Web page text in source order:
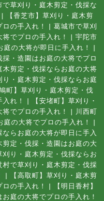
で草刈り・庭木剪定・伐採な
|
【香芝市】草刈り・庭木剪
の手入れ！
| 葛城市で草刈
でプロの手入れ！
| 宇陀市
の大将が即日に手入れ！
|
採・造園はお庭の大将でプロ
木剪定・伐採ならお庭の大将
り・庭木剪定・伐採ならお庭
鳩町】草刈り・庭木剪定・伐
れ！
|
【安堵町】草刈り・
でプロの手入れ！
|
川西町
の大将でプロの手入れ！
|
らお庭の大将が即日に手入
剪定・伐採・造園はお庭の大
刈り・庭木剪定・伐採ならお
村で草刈り・庭木剪定・伐採
|
【高取町】草刈り・庭木剪
の手入れ！
|
【明日香村】
庭の大将でプロの手入れ！